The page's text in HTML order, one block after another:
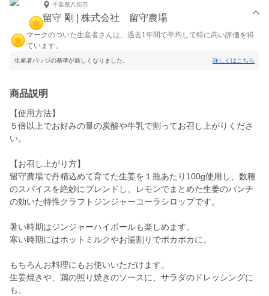
千葉県八街市
留守 剛 | 株式会社 留守農場
マークのついた生産者さんは、過去1年間で平均して特に高い評価を得
ています。
生産者バッジの基準が新しくなりました。 詳しくはこちら
商品説明
【使用方法】
５倍以上でお好みの量の炭酸や牛乳で割ってお召し上がりくださ
い。
【お召し上がり方】
留守農場で丹精込めて育てた生姜を１瓶あたり100g使用し、数種
のスパイスを絶妙にブレンドし、レモンでまとめた生姜のパンチ
の効いた特性クラフトジンジャーコーラシロップです。
暑い時期はジンジャーハイボールも楽しめます。
寒い時期にはホットミルクやお湯割りでポカポカに。
もちろんお料理にもお使いいただけます。
生姜焼きや、鶏の照り焼きのソースに、サラダのドレッシングに
も。